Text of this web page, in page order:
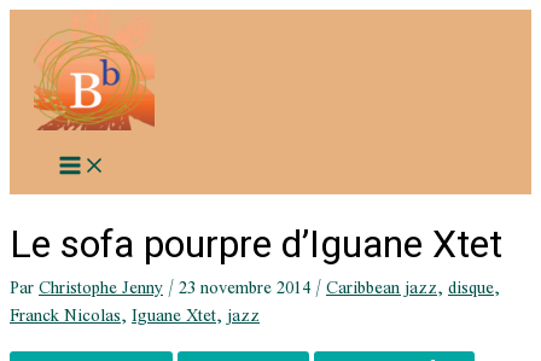
contenu
Le sofa pourpre d’Iguane Xtet
ParChristophe Jenny/23 novembre 2014/Caribbean jazz,disque,
Franck Nicolas,Iguane Xtet,jazz